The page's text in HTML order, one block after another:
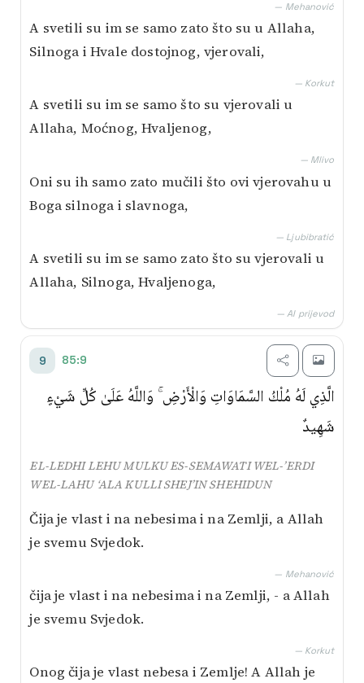
— Mehanović
A svetili su im se samo zato što su u Allaha,
Silnoga i Hvale dostojnog, vjerovali,
— Korkut
A svetili su im se samo što su vjerovali u
Allaha, Moćnog, Hvaljenog,
— Mlivo
Oni su ih samo zato mučili što ovi vjerovahu u
Boga silnoga i slavnoga,
— Ljubibratić
A svetili su im se samo zato što su vjerovali u
Allaha, Silnoga, Hvaljenoga,
— AI prijevod
9 85:9
الَّذِي لَهُ مُلْكُ السَّمَاوَاتِ وَالْأَرْضِ ۚ وَاللَّهُ عَلَىٰ كُلِّ شَيْءٍ
شَهِيدٌ
EL-LEDHI LEHU MULKU ES-SEMAWATI WEL-’ERDI
WEL-LAHU ‘ALA KULLI SHEJ’IN SHEHIDUN
Čija je vlast i na nebesima i na Zemlji, a Allah
je svemu Svjedok.
— Mehanović
čija je vlast i na nebesima i na Zemlji, - a Allah
je svemu Svjedok.
— Korkut
Onog čija je vlast nebesa i Zemlje! A Allah je